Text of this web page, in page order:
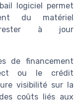
logiciel permet
du matériel
à jour
de financement
ou le crédit
visibilité sur la
coûts liés aux